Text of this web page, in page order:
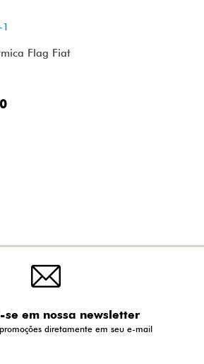
Flag Fiat
se em nossa newsletter
promoções diretamente em seu e-mail